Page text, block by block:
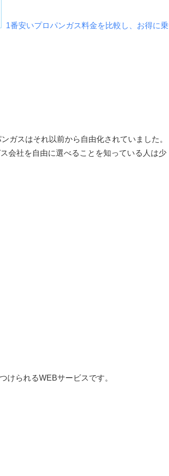
1番安いプロパンガス料金を比較し、お得に乗
ガスはそれ以前から自由化されていました。
会社を自由に選べることを知っている人は少
けられるWEBサービスです。